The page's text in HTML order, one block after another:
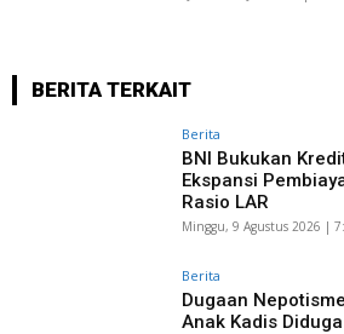
BERITA TERKAIT
Berita
BNI Bukukan
Ekspansi
Rasio LAR
Minggu, 9 Agustus 2026 |
Berita
Dugaan
Anak Kadis